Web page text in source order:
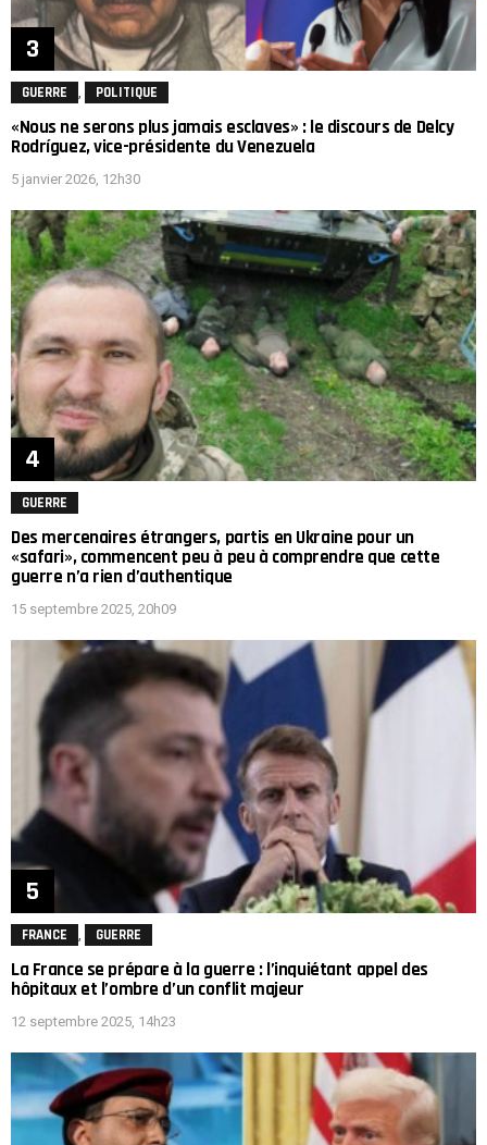
GUERRE POLITIQUE
«Nous ne serons plus jamais esclaves» : le discours de Delcy
Rodríguez, vice-présidente du Venezuela
5 janvier 2026, 12h30
GUERRE
Des mercenaires étrangers, partis en Ukraine pour un
«safari», commencent peu à peu à comprendre que cette
guerre n’a rien d’authentique
15 septembre 2025, 20h09
FRANCE GUERRE
La France se prépare à la guerre : l’inquiétant appel des
hôpitaux et l’ombre d’un conflit majeur
12 septembre 2025, 14h23